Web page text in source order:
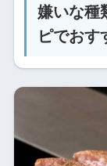
嫌いな種
ピでおす